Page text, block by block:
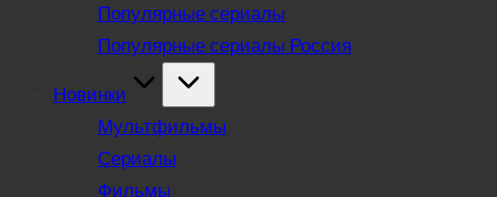
Популярные сериалы
Популярные сериалы Россия
Новинки
Мультфильмы
Сериалы
Фильмы